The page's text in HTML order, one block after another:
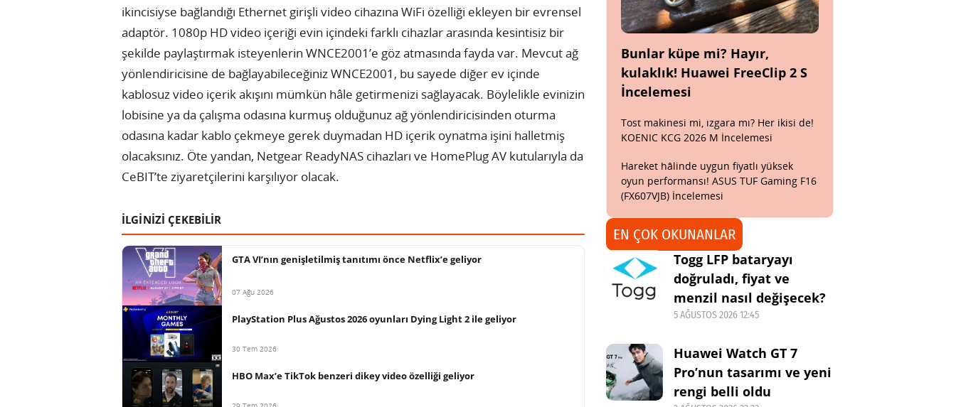
ikincisiyse bağlandığı Ethernet girişli video cihazına WiFi özelliği ekleyen bir evrensel
adaptör. 1080p HD video içeriği evin içindeki farklı cihazlar arasında kesintisiz bir
şekilde paylaştırmak isteyenlerin WNCE2001’e göz atmasında fayda var. Mevcut ağ
yönlendiricisine de bağlayabileceğiniz WNCE2001, bu sayede diğer ev içinde
kablosuz video içerik akışını mümkün hâle getirmenizi sağlayacak. Böylelikle evinizin
lobisine ya da çalışma odasına kurmuş olduğunuz ağ yönlendiricisinden oturma
odasına kadar kablo çekmeye gerek duymadan HD içerik oynatma işini halletmiş
olacaksınız. Öte yandan, Netgear ReadyNAS cihazları ve HomePlug AV kutularıyla da
CeBIT’te ziyaretçilerini karşılıyor olacak.
İLGİNİZİ ÇEKEBİLİR
GTA VI’nın genişletilmiş tanıtımı önce Netflix’e geliyor
07 Ağu 2026
PlayStation Plus Ağustos 2026 oyunları Dying Light 2 ile geliyor
30 Tem 2026
HBO Max’e TikTok benzeri dikey video özelliği geliyor
Bunlar küpe mi? Hayır,
kulaklık! Huawei FreeClip 2 S
İncelemesi
Tost makinesi mi, ızgara mı? Her ikisi de!
KOENIC KCG 2026 M İncelemesi
Hareket hâlinde uygun fiyatlı yüksek
oyun performansı! ASUS TUF Gaming F16
(FX607VJB) İncelemesi
EN ÇOK OKUNANLAR
Togg LFP bataryayı
doğruladı, fiyat ve
menzil nasıl değişecek?
5 AĞUSTOS 2026 12:45
Huawei Watch GT 7
Pro’nun tasarımı ve yeni
rengi belli oldu